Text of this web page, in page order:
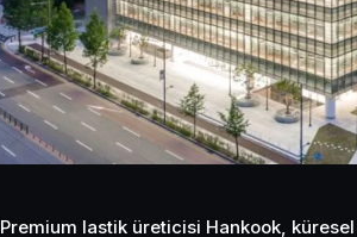
Premium lastik üreticisi Hankook,